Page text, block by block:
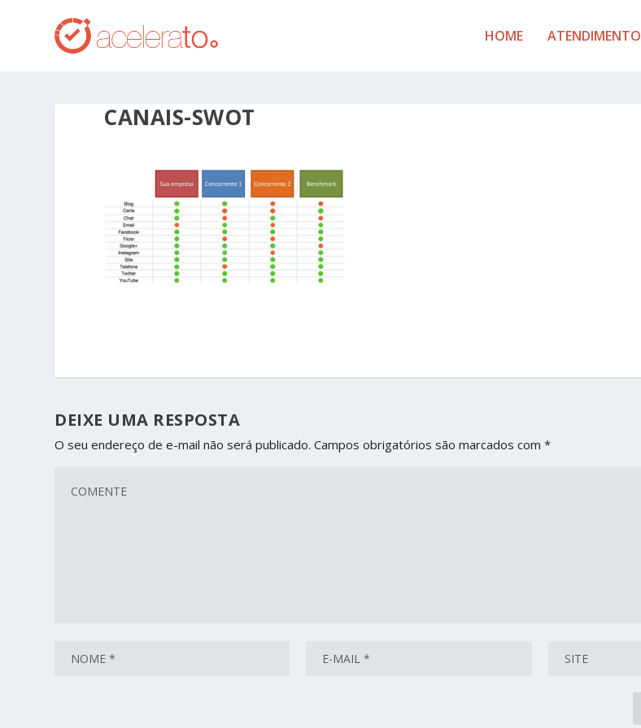
HOME ATENDIMENTO
CANAIS-SWOT
DEIXE UMA RESPOSTA
O seu endereço de e-mail não será publicado. Campos obrigatórios são marcados com*